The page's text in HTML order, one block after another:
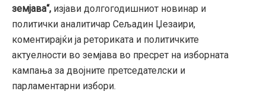
земјава“, изјави долгогодишниот новинар и
политички аналитичар Сељадин Џезаири,
коментирајќи ја реториката и политичките
актуелности во земјава во пресрет на изборната
кампања за двојните претседателски и
парламентарни избори.